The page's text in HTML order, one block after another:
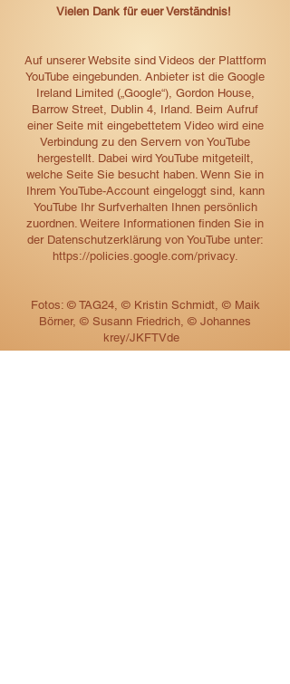
Vielen Dank für euer Verständnis!
Auf unserer Website sind Videos der Plattform
YouTube eingebunden. Anbieter ist die Google
Ireland Limited („Google“), Gordon House,
Barrow Street, Dublin 4, Irland. Beim Aufruf
einer Seite mit eingebettetem Video wird eine
Verbindung zu den Servern von YouTube
hergestellt. Dabei wird YouTube mitgeteilt,
welche Seite Sie besucht haben. Wenn Sie in
Ihrem YouTube-Account eingeloggt sind, kann
YouTube Ihr Surfverhalten Ihnen persönlich
zuordnen. Weitere Informationen finden Sie in
der Datenschutzerklärung von YouTube unter:
https://policies.google.com/privacy.
Fotos: © TAG24, © Kristin Schmidt, © Maik
Börner, © Susann Friedrich, © Johannes
krey/JKFTVde